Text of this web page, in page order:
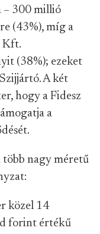
– 300 millió
(43%), míg a
Kft.
(38%); ezeket
Szijjártó. A két
hogy a Fidesz
a
nagy méretű
közel 14
forint értékű